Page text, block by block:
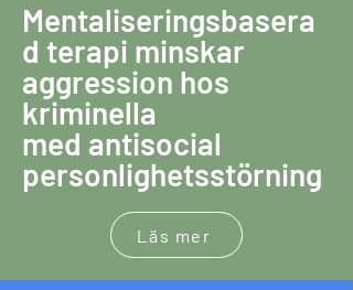
Mentaliseringsbasera
d terapi minskar
aggression hos
kriminella
med antisocial
personlighetsstörning
Läs mer